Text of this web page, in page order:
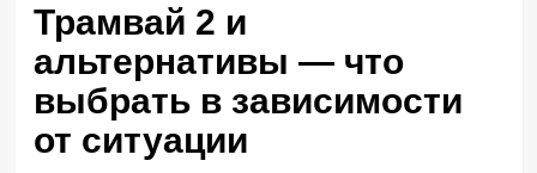
Трамвай 2 и
альтернативы — что
выбрать в зависимости
от ситуации